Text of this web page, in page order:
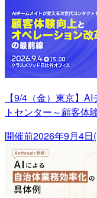
【9/4（金）東京】
トセンター～顧客体
開催前2026年9月4日